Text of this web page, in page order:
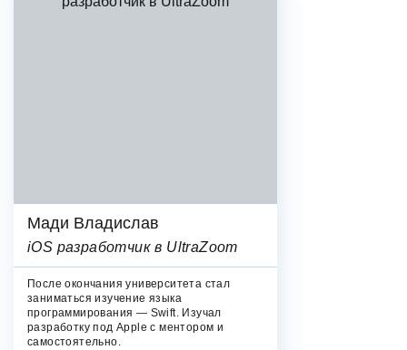
Мади Владислав
iOS разработчик в UltraZoom
После окончания университета стал
заниматься изучение языка
программирования — Swift. Изучал
разработку под Apple с ментором и
самостоятельно.